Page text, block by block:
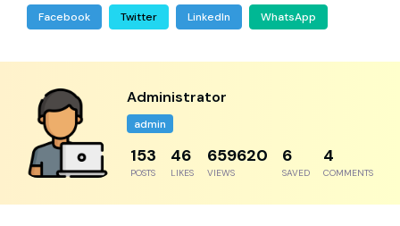
Facebook Twitter LinkedIn WhatsApp
Administrator
admin
192
POSTS
57
LIKES
824526
VIEWS
8
SAVED
5
COMMENTS